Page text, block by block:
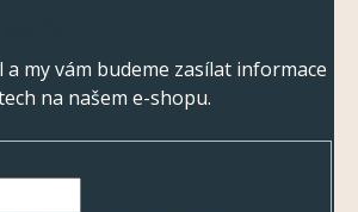
a my vám budeme zasílat informace
na našem e-shopu.